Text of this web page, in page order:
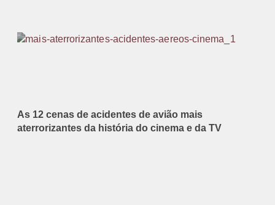
As 12 cenas de acidentes de avião mais
aterrorizantes da história do cinema e da TV